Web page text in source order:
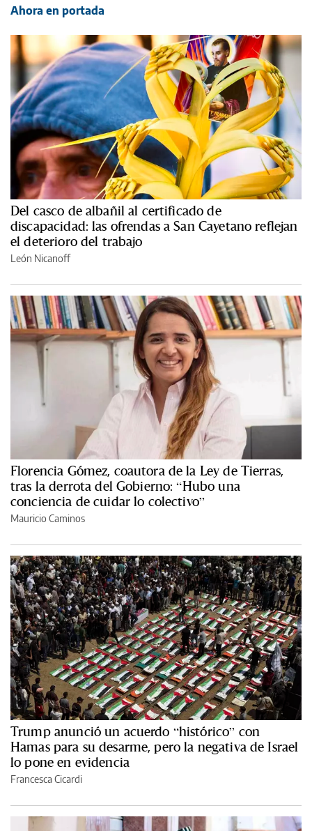
Ahora en portada
Del casco de albañil al certificado de
discapacidad: las ofrendas a San Cayetano reflejan
el deterioro del trabajo
León Nicanoff
Florencia Gómez, coautora de la Ley de Tierras,
tras la derrota del Gobierno: “Hubo una
conciencia de cuidar lo colectivo”
Mauricio Caminos
Trump anunció un acuerdo “histórico” con
Hamas para su desarme, pero la negativa de Israel
lo pone en evidencia
Francesca Cicardi